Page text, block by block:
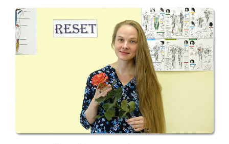
проекте
Карта
сайта